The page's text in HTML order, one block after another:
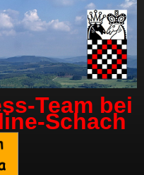
Team bei
Schach